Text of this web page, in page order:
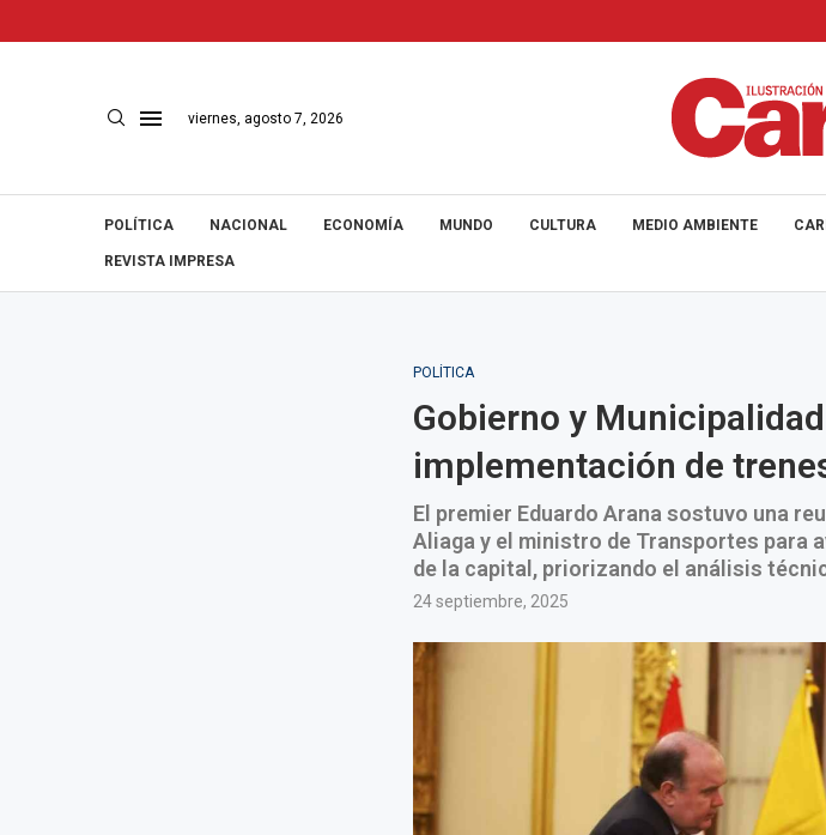
viernes, agosto 7, 2026
POLÍTICA NACIONAL ECONOMÍA MUNDO CULTURA MEDIO AMBIENTE
REVISTA IMPRESA
POLÍTICA
Gobierno y
implementación de
El premier Eduardo Arana sostuvo una
Aliaga y el ministro de Transportes para
de la capital, priorizando el análisis
24 septiembre, 2025